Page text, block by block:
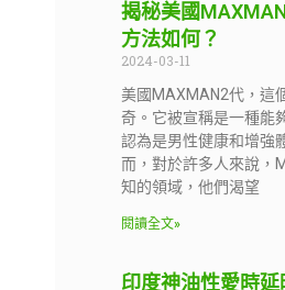
揭秘美國
方法如何？
2024-03-11
美國MAXMAN2代，這
奇。它被宣稱是一種能
認為是男性健康和增強
而，對於許多人來說，
知的領域，他們渴望
閱讀全文»
印度神油性愛時延